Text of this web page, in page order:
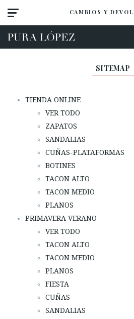
CAMBIOS Y
ESPAÑOL
SITEMAP
TIENDA ONLINE
VER TODO
ZAPATOS
SANDALIAS
CUÑAS-PLATAFORMAS
BOTINES
TACON ALTO
TACON MEDIO
PLANOS
PRIMAVERA VERANO
VER TODO
TACON ALTO
TACON MEDIO
PLANOS
FIESTA
CUÑAS
SANDALIAS